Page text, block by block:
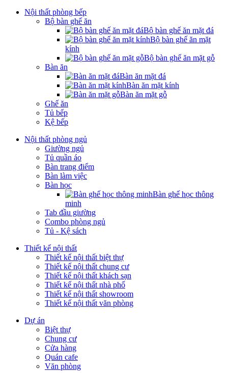
Nội thất phòng bếp
Bộ bàn ghế ăn
Bộ bàn ghế ăn mặt đá
Bộ bàn ghế ăn mặt
kính
Bộ bàn ghế ăn mặt gỗ
Bàn ăn
Bàn ăn mặt đá
Bàn ăn mặt kính
Bàn ăn mặt gỗ
Ghế ăn
Tủ bếp
Kệ bếp
Nội thất phòng ngủ
Giường ngủ
Tủ quần áo
Bàn trang điểm
Bàn làm việc
Bàn học
Bàn ghế học thông
minh
Tab đầu giường
Combo phòng ngủ
Tủ - Kệ sách
Thiết kế nội thất
Thiết kế nội thất biệt thự
Thiết kế nội thất chung cư
Thiết kế nội thất khách sạn
Thiết kế nội thất nhà phố
Thiết kế nội thất showroom
Thiết kế nội thất văn phòng
Dự án
Biệt thự
Chung cư
Cửa hàng
Quán cafe
Văn phòng